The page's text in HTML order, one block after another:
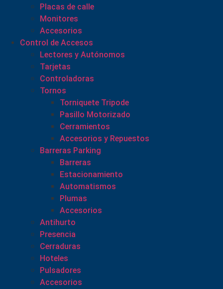
Placas de calle
Monitores
Accesorios
Control de Accesos
Lectores y Autónomos
Tarjetas
Controladoras
Tornos
Torniquete Tripode
Pasillo Motorizado
Cerramientos
Accesorios y Repuestos
Barreras Parking
Barreras
Estacionamiento
Automatismos
Plumas
Accesorios
Antihurto
Presencia
Cerraduras
Hoteles
Pulsadores
Accesorios